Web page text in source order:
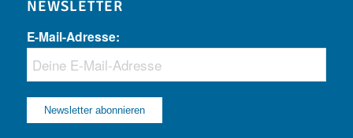
NEWSLETTER
E-Mail-Adresse: